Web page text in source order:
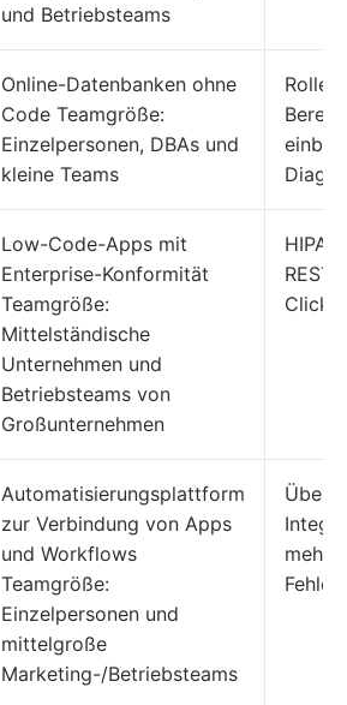
und Betriebsteams
Online-Datenbanken ohne
Code Teamgröße:
Einzelpersonen, DBAs und
kleine Teams
Low-Code-Apps mit
Enterprise-Konformität
Teamgröße:
Mittelständische
Unternehmen und
Betriebsteams von
Großunternehmen
Click-
Automatisierungsplattform
zur Verbindung von Apps
und Workflows
Teamgröße:
Einzelpersonen und
mittelgroße
Marketing-/Betriebsteams
Über